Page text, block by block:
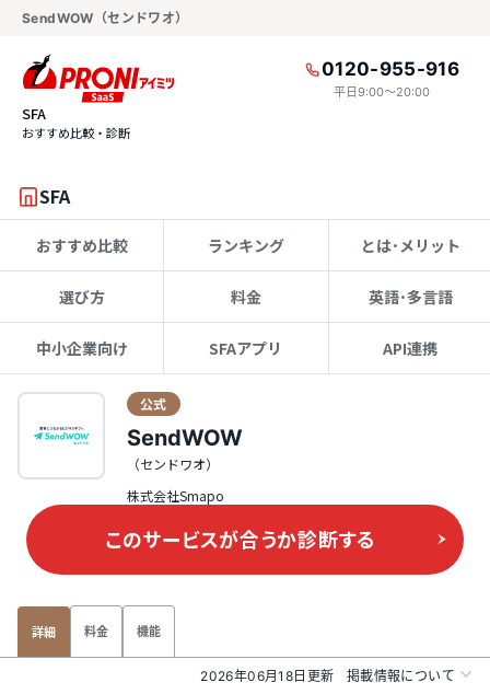
SendWOW（センドワオ）
0120-955-916
平日9:00〜20:00
SFA
おすすめ比較・診断
SFA
おすすめ比較 ランキング とは･メリット
選び方 料金 英語･多言語
中小企業向け SFAアプリ API連携
公式
SendWOW
（センドワオ）
株式会社Smapo
このサービスが合うか診断する
詳細 料金 機能
2026年06月18日更新 掲載情報について